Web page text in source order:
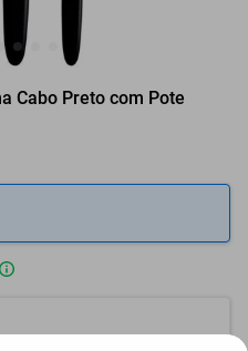
Cabo Preto com Pote